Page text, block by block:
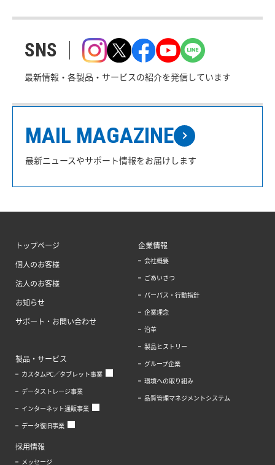
SNS
最新情報・各製品・サービスの紹介を発信しています
MAIL MAGAZINE
最新ニュースやサポート情報をお届けします
トップページ
個人のお客様
法人のお客様
お知らせ
サポート・お問い合わせ
製品・サービス
カスタムPC／タブレット事業
データストレージ事業
インターネット通販事業
データ復旧事業
企業情報
会社概要
ごあいさつ
パーパス・行動指針
企業理念
沿革
製品ヒストリー
グループ企業
環境への取り組み
品質管理マネジメントシステム
採用情報
メッセージ